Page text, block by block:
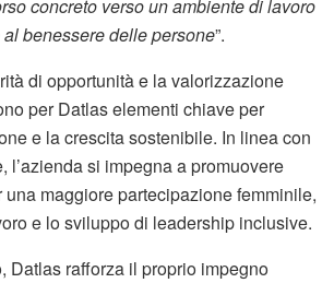
concreto verso un ambiente di lavoro
benessere delle persone”.
di opportunità e la valorizzazione
per Datlas elementi chiave per
e la crescita sostenibile. In linea con
l’azienda si impegna a promuovere
maggiore partecipazione femminile,
e lo sviluppo di leadership inclusive.
Datlas rafforza il proprio impegno